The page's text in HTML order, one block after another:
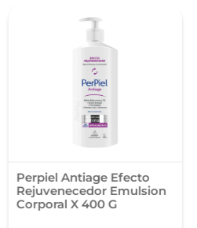
Perpiel Antiage Efecto
Rejuvenecedor Emulsion
Corporal X 400 G